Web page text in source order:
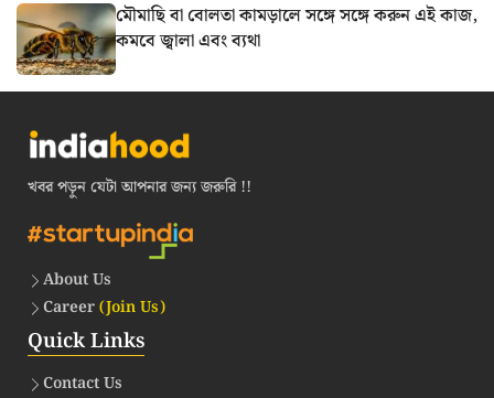
মৌমাছি বা বোলতা কামড়ালে সঙ্গে সঙ্গে করুন এই কাজ,
কমবে জ্বালা এবং ব্যথা
খবর পড়ুন যেটা আপনার জন্য জরুরি !!
About Us
Career(Join Us)
Quick Links
Contact Us